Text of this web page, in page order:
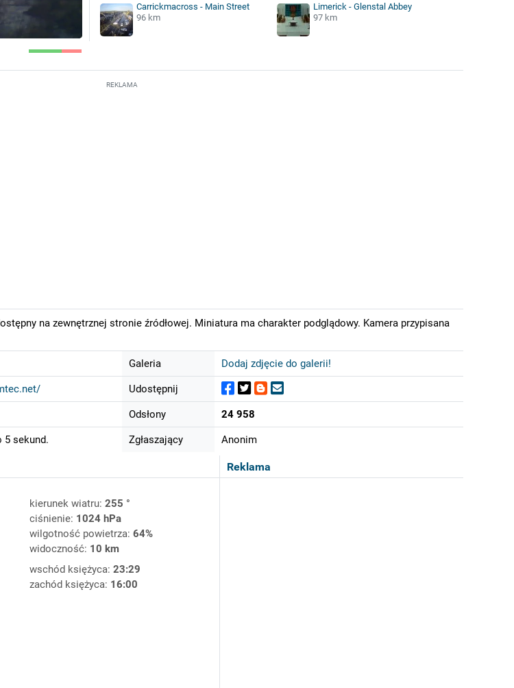
Carrickmacross - Main Street
96 km
Limerick - Glenstal Abbey
97 km
REKLAMA
na zewnętrznej stronie źródłowej. Miniatura ma charakter podglądowy. Kamera przypisana
5 sekund.
Galeria Dodaj zdjęcie do galerii!
Udostępnij
Odsłony 24 958
Zgłaszający Anonim
Reklama
kierunek wiatru: 255 °
ciśnienie: 1024 hPa
wilgotność powietrza: 64%
widoczność: 10 km
wschód księżyca: 23:29
zachód księżyca: 16:00